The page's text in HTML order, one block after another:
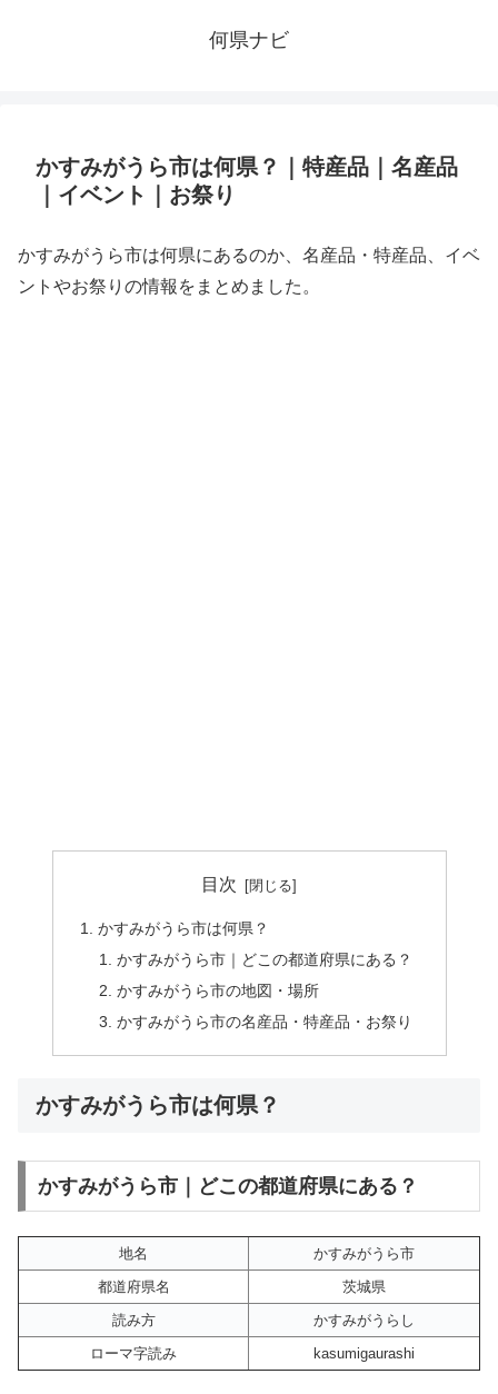
何県ナビ
かすみがうら市は何県？｜特産品｜名産品
｜イベント｜お祭り
かすみがうら市は何県にあるのか、名産品・特産品、イベ
ントやお祭りの情報をまとめました。
目次
かすみがうら市は何県？
かすみがうら市｜どこの都道府県にある？
かすみがうら市の地図・場所
かすみがうら市の名産品・特産品・お祭り
かすみがうら市は何県？
かすみがうら市｜どこの都道府県にある？
地名
かすみがうら市
都道府県名
茨城県
読み方
かすみがうらし
ローマ字読み
kasumigaurashi